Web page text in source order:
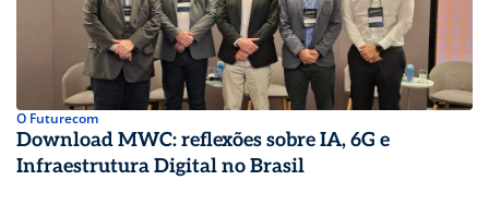
O Futurecom
Download MWC: reflexões sobre IA, 6G e
Infraestrutura Digital no Brasil